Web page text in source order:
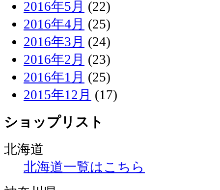
2016年5月 (22)
2016年4月 (25)
2016年3月 (24)
2016年2月 (23)
2016年1月 (25)
2015年12月 (17)
ショップリスト
北海道
北海道一覧はこちら